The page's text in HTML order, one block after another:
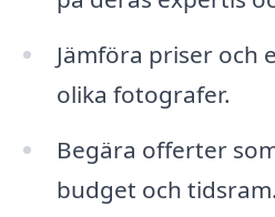
Jämföra priser och
olika fotografer.
Begära offerter
budget och tidsram.